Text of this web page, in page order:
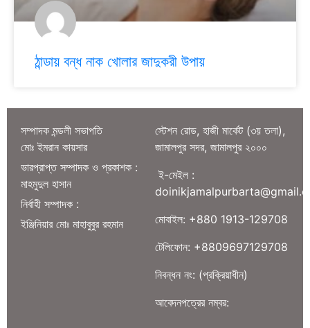
ঠান্ডায় বন্ধ নাক খোলার জাদুকরী উপায়
সম্পাদক মন্ডলী সভাপতি
মোঃ ইমরান কায়সার
ভারপ্রাপ্ত সম্পাদক ও প্রকাশক :
মাহমুদুল হাসান
নির্বাহী সম্পাদক :
ইঞ্জিনিয়ার মোঃ মাহাবুবুর রহমান
স্টেশন রোড, হাজী মার্কেট (৩য় তলা),
জামালপুর সদর, জামালপুর ২০০০
ই-মেইল :
মোবাইল: +880 1913-129708
টেলিফোন: +8809697129708
নিবন্ধন নং: (প্রক্রিয়াধীন)
আবেদনপত্রের নম্বর: